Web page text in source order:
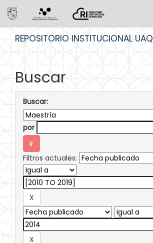
REPOSITORIO INSTITUCIONAL UAQ
Buscar
Buscar:
por
Filtros actuales: